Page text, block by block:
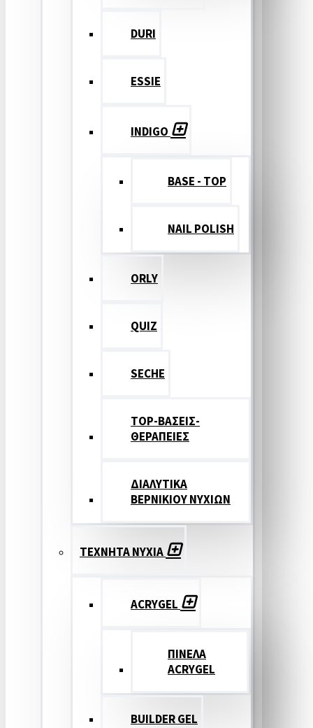
DURI
ESSIE
INDIGO
BASE - TOP
NAIL POLISH
ORLY
QUIZ
SECHE
TOP-ΒΑΣΕΙΣ-
ΘΕΡΑΠΕΙΕΣ
ΔΙΑΛΥΤΙΚΑ
ΒΕΡΝΙΚΙΟΥ ΝΥΧΙΩΝ
ΤΕΧΝΗΤΑ ΝΥΧΙΑ
ACRYGEL
ΠΙΝΕΛΑ
ACRYGEL
BUILDER GEL